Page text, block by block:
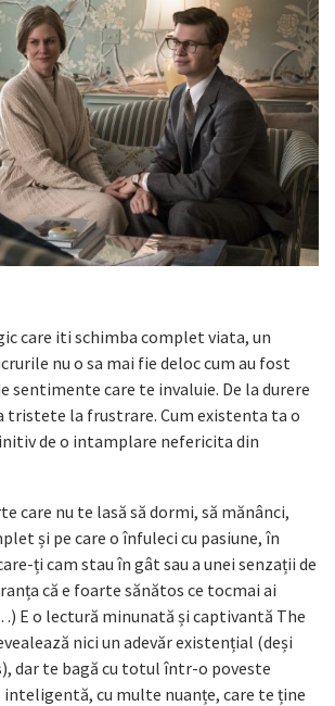
care iti schimba complet viata, un
nu o sa mai fie deloc cum au fost
sentimente care te invaluie. De la durere
tristete la frustrare. Cum existenta ta o
de o intamplare nefericita din
care nu te lasă să dormi, să mănânci,
și pe care o înfuleci cu pasiune, în
ți cam stau în gât sau a unei senzații de
că e foarte sănătos ce tocmai ai
E o lectură minunată și captivantă The
nici un adevăr existențial (deși
dar te bagă cu totul într-o poveste
cu multe nuanțe, care te ține